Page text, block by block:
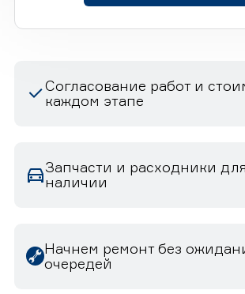
Согласование работ и
каждом этапе
Запчасти и расходники
наличии
Начнем ремонт без
очередей